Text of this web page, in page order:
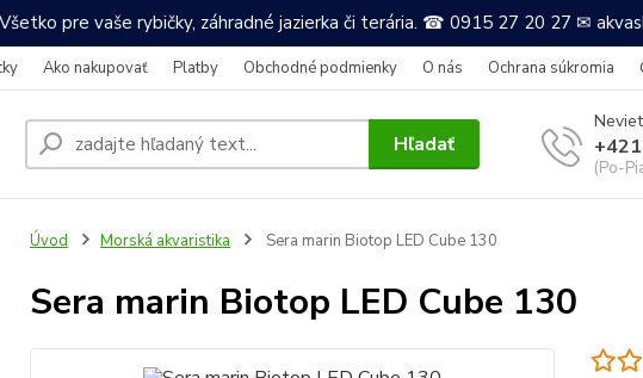
pre vaše rybičky, záhradné jazierka či terária. ☎ 0915 27 20 27 ✉
Ako nakupovať Platby Obchodné podmienky O nás Ochrana súkromia
Hľadať
(Po-
Úvod Morská akvaristika Sera marin Biotop LED Cube 130
Sera marin Biotop LED Cube 130